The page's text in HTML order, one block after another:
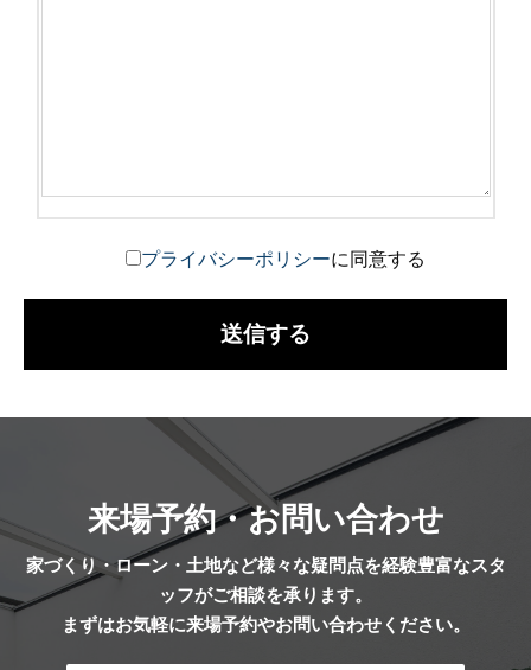
プライバシーポリシーに同意する
来場予約・お問い合わせ
家づくり・ローン・土地など様々な疑問点を経験豊富なスタ
ッフがご相談を承ります。
まずはお気軽に来場予約やお問い合わせください。